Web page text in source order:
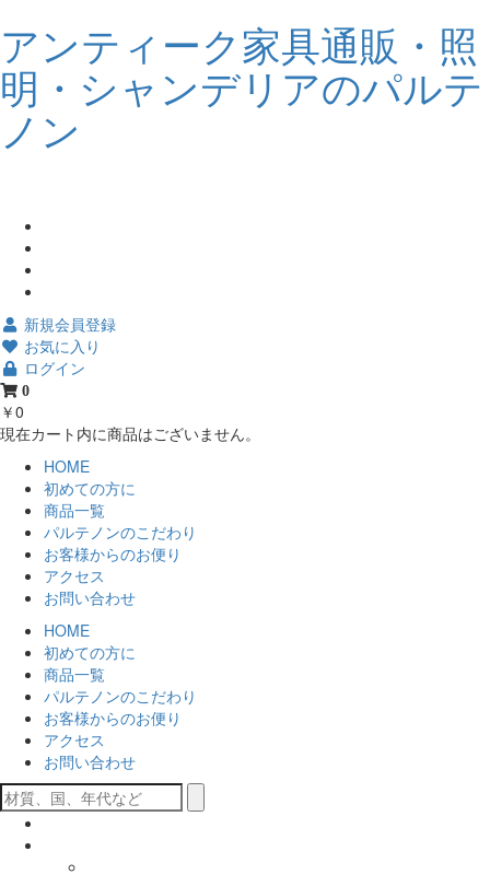
アンティーク家具通販・照
明・シャンデリアのパルテ
ノン
新規会員登録
お気に入り
ログイン
0
￥0
現在カート内に商品はございません。
HOME
初めての方に
商品一覧
パルテノンのこだわり
お客様からのお便り
アクセス
お問い合わせ
HOME
初めての方に
商品一覧
パルテノンのこだわり
お客様からのお便り
アクセス
お問い合わせ